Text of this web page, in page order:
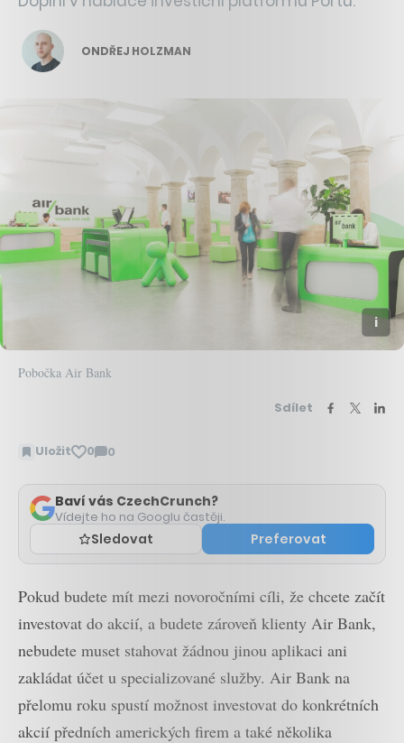
ONDŘEJ HOLZMAN
Pobočka Air Bank
Sdílet
Uložit 0 0
Zobrazit
Baví vás CzechCrunch?
Vídejte ho na Googlu častěji.
Sledovat Preferovat
Pokud budete mít mezi novoročními cíli, že chcete začít
investovat do akcií, a budete zároveň klienty Air Bank,
nebudete muset stahovat žádnou jinou aplikaci ani
zakládat účet u specializované služby. Air Bank na
přelomu roku spustí možnost investovat do konkrétních
akcií předních amerických firem a také několika